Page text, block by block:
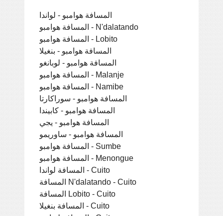
المسافة هوامبو - لواندا
المسافة هوامبو - N'dalatando
المسافة هوامبو - Lobito
المسافة هوامبو - بنغيلا
المسافة هوامبو - لوبانغو
المسافة هوامبو - Malanje
المسافة هوامبو - Namibe
المسافة هوامبو - سوراكارتا
المسافة هوامبو - كابيندا
المسافة هوامبو - يجي
المسافة هوامبو - ساوريمو
المسافة هوامبو - Sumbe
المسافة هوامبو - Menongue
المسافة لواندا - Cuito
المسافة N'dalatando - Cuito
المسافة Lobito - Cuito
المسافة بنغيلا - Cuito